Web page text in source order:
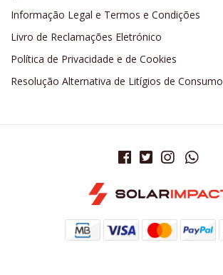
Informação Legal e Termos e Condições
Livro de Reclamações Eletrónico
Política de Privacidade e de Cookies
Resolução Alternativa de Litígios de Consumo